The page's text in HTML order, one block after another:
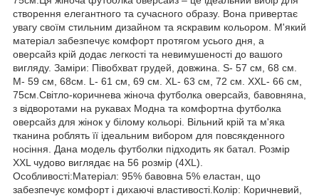
створення елегантного та сучасного образу. Вона привертає
увагу своїм стильним дизайном та яскравим кольором. М'який
матеріал забезпечує комфорт протягом усього дня, а
оверсайз крій додає легкості та невимушеності до вашого
вигляду. Заміри: Півобхват грудей, довжина. S- 57 см, 68 см.
M- 59 см, 68см. L- 61 см, 69 см. XL- 63 см, 72 см. XXL- 66 см,
75см.Світло-коричнева жіноча футболка оверсайз, бавовняна,
з відворотами на рукавах Модна та комфортна футболка
оверсайз для жінок у білому кольорі. Вільний крій та м'яка
тканина роблять її ідеальним вибором для повсякденного
носіння. Дана модель футболки підходить як батал. Розмір
XXL чудово виглядає на 56 розмір (4XL).
Особливості:Матеріал: 95% бавовна 5% еластан, що
забезпечує комфорт і дихаючі властивості.Колір: Коричневий,